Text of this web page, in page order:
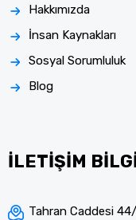
Hakkımızda
İnsan Kaynakları
Sosyal Sorumluluk
Blog
İLETİŞİM
Tahran Caddesi